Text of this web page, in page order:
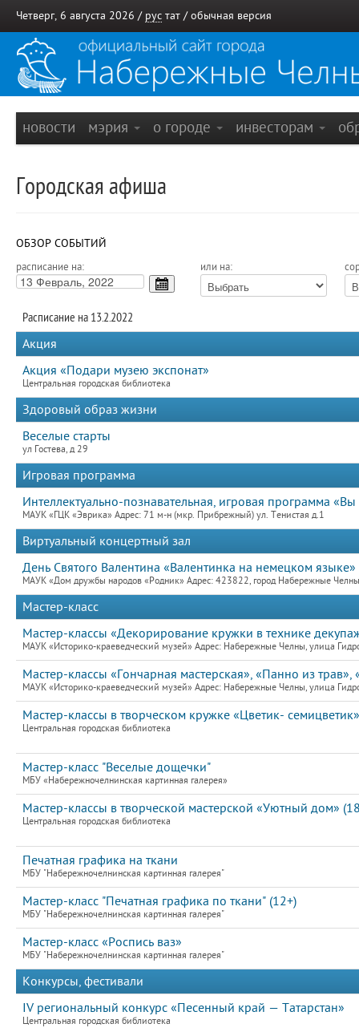
Четверг, 6 августа 2026 / рус тат / обычная версия
новости мэрия о городе инвесторам
Городская афиша
ОБЗОР СОБЫТИЙ
расписание на: или на:
Расписание на 13.2.2022
Акция
Акция «Подари музею экспонат»
Центральная городская библиотека
Здоровый образ жизни
Веселые старты
ул Гостева, д 29
Игровая программа
Интеллектуально-познавательная, игровая программа
МАУК «ГЦК «Эврика» Адрес: 71 м-н (мкр. Прибрежный) ул. Тенистая д.1
Виртуальный концертный зал
День Святого Валентина «Валентинка на немецком языке»
МАУК «Дом дружбы народов «Родник» Адрес: 423822, город Набережные
Мастер-класс
Мастер-классы «Декорирование кружки в технике
МАУК «Историко-краеведческий музей» Адрес: Набережные Челны, улица
Мастер-классы «Гончарная мастерская», «Панно из трав»,
МАУК «Историко-краеведческий музей» Адрес: Набережные Челны, улица
Мастер-классы в творческом кружке «Цветик- семицветик»
Центральная городская библиотека
Мастер-класс "Веселые дощечки"
МБУ «Набережночелнинская картинная галерея»
Мастер-классы в творческой мастерской «Уютный дом»
Центральная городская библиотека
Печатная графика на ткани
МБУ "Набережночелнинская картинная галерея"
Мастер-класс "Печатная графика по ткани" (12+)
МБУ "Набережночелнинская картинная галерея"
Мастер-класс «Роспись ваз»
МБУ "Набережночелнинская картинная галерея"
Конкурсы, фестивали
IV региональный конкурс «Песенный край — Татарстан»
Центральная городская библиотека